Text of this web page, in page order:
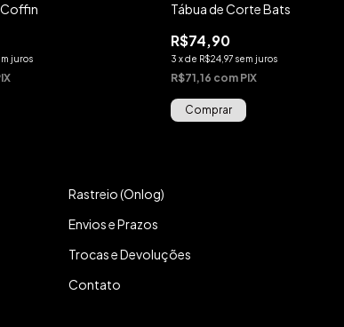
juros
Tábua de Corte Bats
R$74,90
3 xde R$24,97 sem juros
R$71,16 com PIX
Rastreio (Onlog)
Envios e Prazos
Trocas e Devoluções
Contato